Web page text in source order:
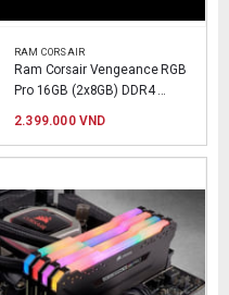
RAM CORSAIR
Ram Corsair Vengeance RGB
Pro 16GB (2x8GB) DDR4
2.399.000VND